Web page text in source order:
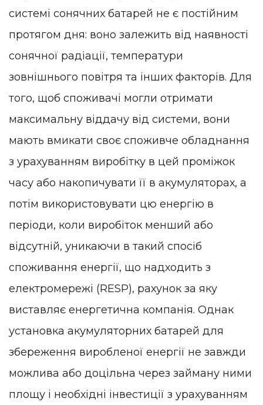
системі сонячних батарей не є постійним
протягом дня: воно залежить від наявності
сонячної радіації, температури
зовнішнього повітря та інших факторів. Для
того, щоб споживачі могли отримати
максимальну віддачу від системи, вони
мають вмикати своє споживче обладнання
з урахуванням виробітку в цей проміжок
часу або накопичувати її в акумуляторах, а
потім використовувати цю енергію в
періоди, коли виробіток менший або
відсутній, уникаючи в такий спосіб
споживання енергії, що надходить з
електромережі (RESP), рахунок за яку
виставляє енергетична компанія. Однак
установка акумуляторних батарей для
збереження виробленої енергії не завжди
можлива або доцільна через займану ними
площу і необхідні інвестиції з урахуванням